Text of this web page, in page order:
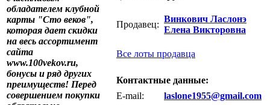
обладателем клубной
карты "Сто веков",
которая дает скидки
на весь ассортимент
сайта
www.100vekov.ru,
бонусы и ряд других
преимуществ! Перед
совершением покупки
Продавец:
Винкович Ласлонэ
Елена Викторовна
Все лоты продавца
Контактные данные:
E-mail:
laslone1955@gmail.com